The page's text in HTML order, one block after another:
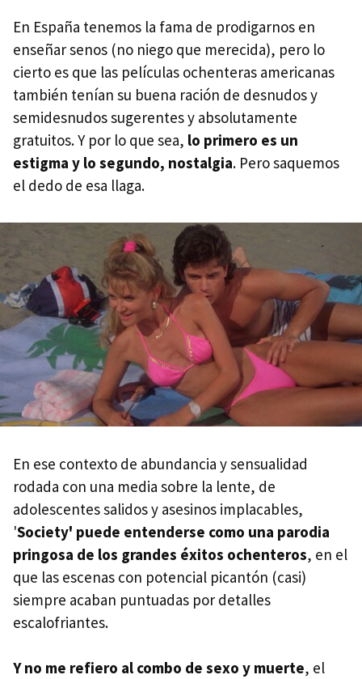
En España tenemos la fama de prodigarnos en
enseñar senos (no niego que merecida), pero lo
cierto es que las películas ochenteras americanas
también tenían su buena ración de desnudos y
semidesnudos sugerentes y absolutamente
gratuitos. Y por lo que sea, lo primero es un
estigma y lo segundo, nostalgia. Pero saquemos
el dedo de esa llaga.
En ese contexto de abundancia y sensualidad
rodada con una media sobre la lente, de
adolescentes salidos y asesinos implacables,
'Society' puede entenderse como una parodia
pringosa de los grandes éxitos ochenteros, en el
que las escenas con potencial picantón (casi)
siempre acaban puntuadas por detalles
escalofriantes.
Y no me refiero al combo de sexo y muerte, el